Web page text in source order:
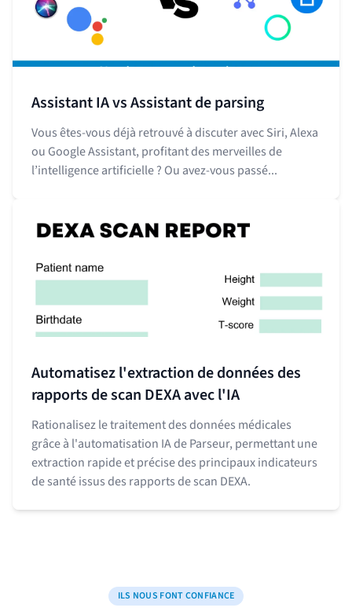
Assistant IA vs Assistant de parsing
Vous êtes-vous déjà retrouvé à discuter avec Siri, Alexa
ou Google Assistant, profitant des merveilles de
l’intelligence artificielle ? Ou avez-vous passé...
Automatisez l'extraction de données des
rapports de scan DEXA avec l'IA
Rationalisez le traitement des données médicales
grâce à l'automatisation IA de Parseur, permettant une
extraction rapide et précise des principaux indicateurs
de santé issus des rapports de scan DEXA.
ILS NOUS FONT CONFIANCE